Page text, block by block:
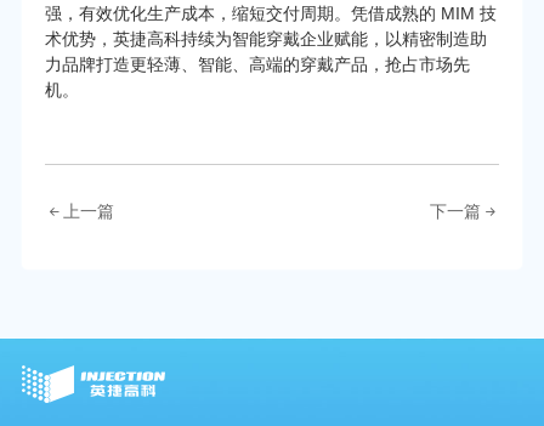
强，有效优化生产成本，缩短交付周期。凭借成熟的 MIM 技
术优势，英捷高科持续为智能穿戴企业赋能，以精密制造助
力品牌打造更轻薄、智能、高端的穿戴产品，抢占市场先
机。
上一篇 下一篇